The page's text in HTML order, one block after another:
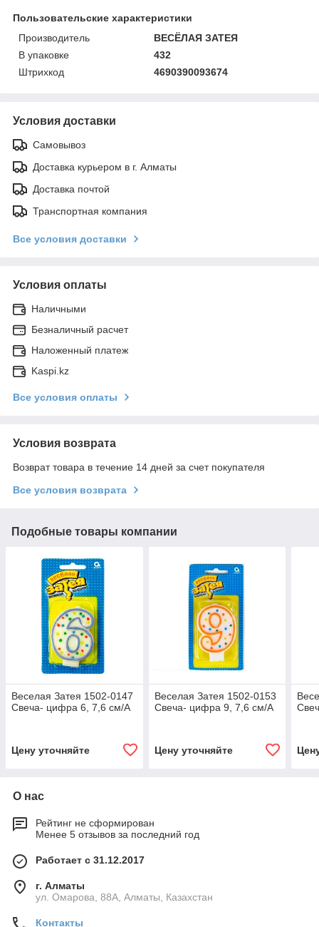
Пользовательские характеристики
Производитель
ВЕСЁЛАЯ ЗАТЕЯ
В упаковке
432
Штрихкод
4690390093674
Условия доставки
Самовывоз
Доставка курьером в г. Алматы
Доставка почтой
Транспортная компания
Все условия доставки
Условия оплаты
Наличными
Безналичный расчет
Наложенный платеж
Kaspi.kz
Все условия оплаты
Условия возврата
Возврат товара в течение 14 дней за счет покупателя
Все условия возврата
Подобные товары компании
Веселая Затея 1502-0147
Свеча- цифра 6, 7,6 см/A
Цену уточняйте
Веселая Затея 1502-0153
Свеча- цифра 9, 7,6 см/A
Цену уточняйте
О нас
Рейтинг не сформирован
Менее 5 отзывов за последний год
Работает с 31.12.2017
г. Алматы
ул. Омарова, 88А, Алматы, Казахстан
Контакты